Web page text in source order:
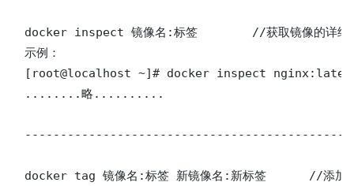
docker inspect 镜像名:标签	//获取镜像的详细信息
示例：
[root@localhost ~]# docker inspect
........略..........
docker tag 镜像名:标签 新镜像名:新标签	//添加镜像标签，类似于别名